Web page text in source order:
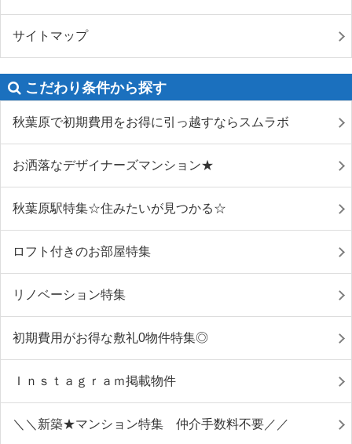
サイトマップ
こだわり条件から探す
秋葉原で初期費用をお得に引っ越すならスムラボ
お洒落なデザイナーズマンション★
秋葉原駅特集☆住みたいが見つかる☆
ロフト付きのお部屋特集
リノベーション特集
初期費用がお得な敷礼0物件特集◎
Ｉｎｓｔａｇｒａｍ掲載物件
＼＼新築★マンション特集 仲介手数料不要／／